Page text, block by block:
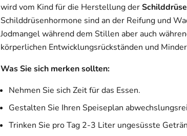
wird vom Kind für die Herstellung der
Schilddrüsenhormone sind an der Reifung und
Jodmangel während dem Stillen aber auch
körperlichen Entwicklungsrückständen und
Was Sie sich merken sollten:
Nehmen Sie sich Zeit für das Essen.
Gestalten Sie Ihren Speiseplan
Trinken Sie pro Tag 2-3 Liter ungesüsste